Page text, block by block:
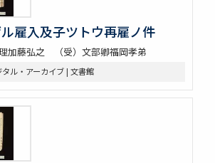
雇入及子ツトウ再雇ノ件
理加藤弘之 （受）文部卿福岡孝弟
ル・アーカイブ | 文書館